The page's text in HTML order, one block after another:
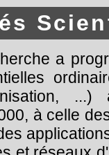
a
à celle